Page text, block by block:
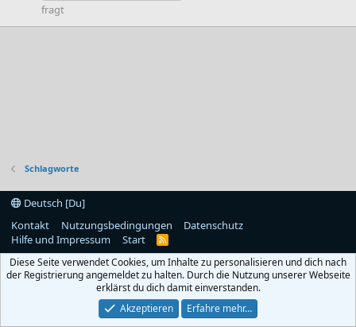
fragt
Schlagworte
Deutsch [Du]
Kontakt
Nutzungsbedingungen
Datenschutz
Hilfe und Impressum
Start
R
S
Diese Seite verwendet Cookies, um Inhalte zu personalisieren und dich nach
der Registrierung angemeldet zu halten. Durch die Nutzung unserer Webseite
erklärst du dich damit einverstanden.
Akzeptieren
Erfahre mehr…